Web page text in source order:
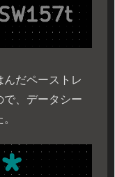
んだペーストレ
で、データシー